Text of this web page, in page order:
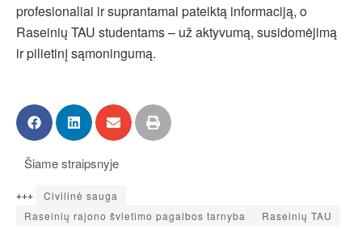
profesionaliai ir suprantamai pateiktą informaciją, o
Raseinių TAU studentams – už aktyvumą, susidomėjimą
ir pilietinį sąmoningumą.
Šiame straipsnyje
+++
Civilinė sauga
Raseinių rajono švietimo pagalbos tarnyba
Raseinių TAU